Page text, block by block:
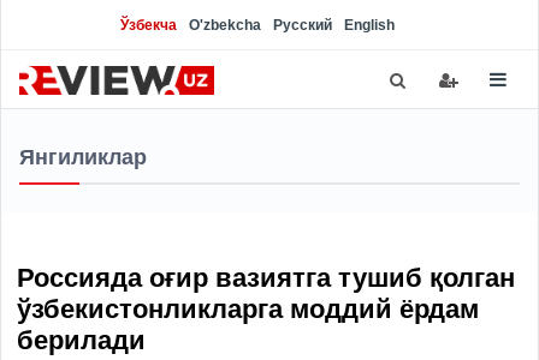
Ўзбекча O'zbekcha Русский English
Янгиликлар
Россияда оғир вазиятга тушиб қолган
ўзбекистонликларга моддий ёрдам
берилади